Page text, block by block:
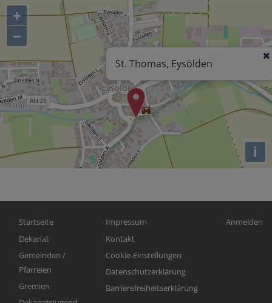
St. Thomas, Eysölden
+
−
i
Hauptnavigation
Startseite
Dekanat
Gemeinden /
Pfarreien
Gremien
Fußbereichsmenü
Impressum
Kontakt
Cookie-Einstellungen
Datenschutzerklärung
Barrierefreiheitserklärung
Anmelden